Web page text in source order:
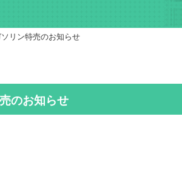
リン特売のお知らせ
のお知らせ